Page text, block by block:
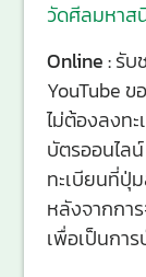
วัดศีลมหาส
Online :รับ
YouTube
ไม่ต้องลงท
บัตรออนไล
ทะเบียนที่ปุ่
หลังจากกา
เพื่อเป็นกา